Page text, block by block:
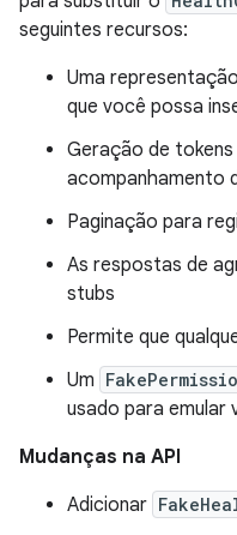
seguintes recursos:
Uma
que você possa
Geração de tokens
acompanhamento
Paginação para
As respostas de
stubs
Permite que
Um
usado para emular
Mudanças na API
Adicionar